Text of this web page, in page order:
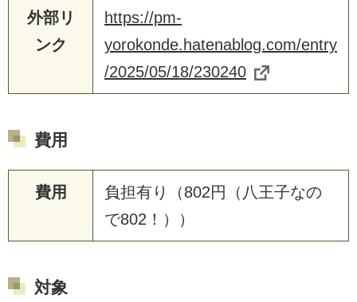
外部リ
ンク
https://pm-
yorokonde.hatenablog.com/entry
/2025/05/18/230240
費用
費用
負担有り（802円（八王子なの
で802！））
対象